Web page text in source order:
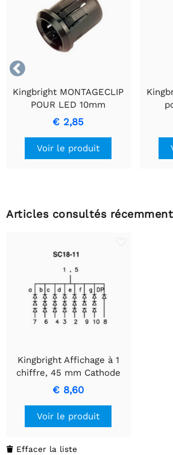

Kingbright MONTAGECLIP
POUR LED 10mm
€ 2,85
Voir le produit
Articles consultés récemment
Kingbright Affichage à 1
chiffre, 45 mm Cathode
Commune Super Rouge
€ 8,60
Voir le produit
 Effacer la liste